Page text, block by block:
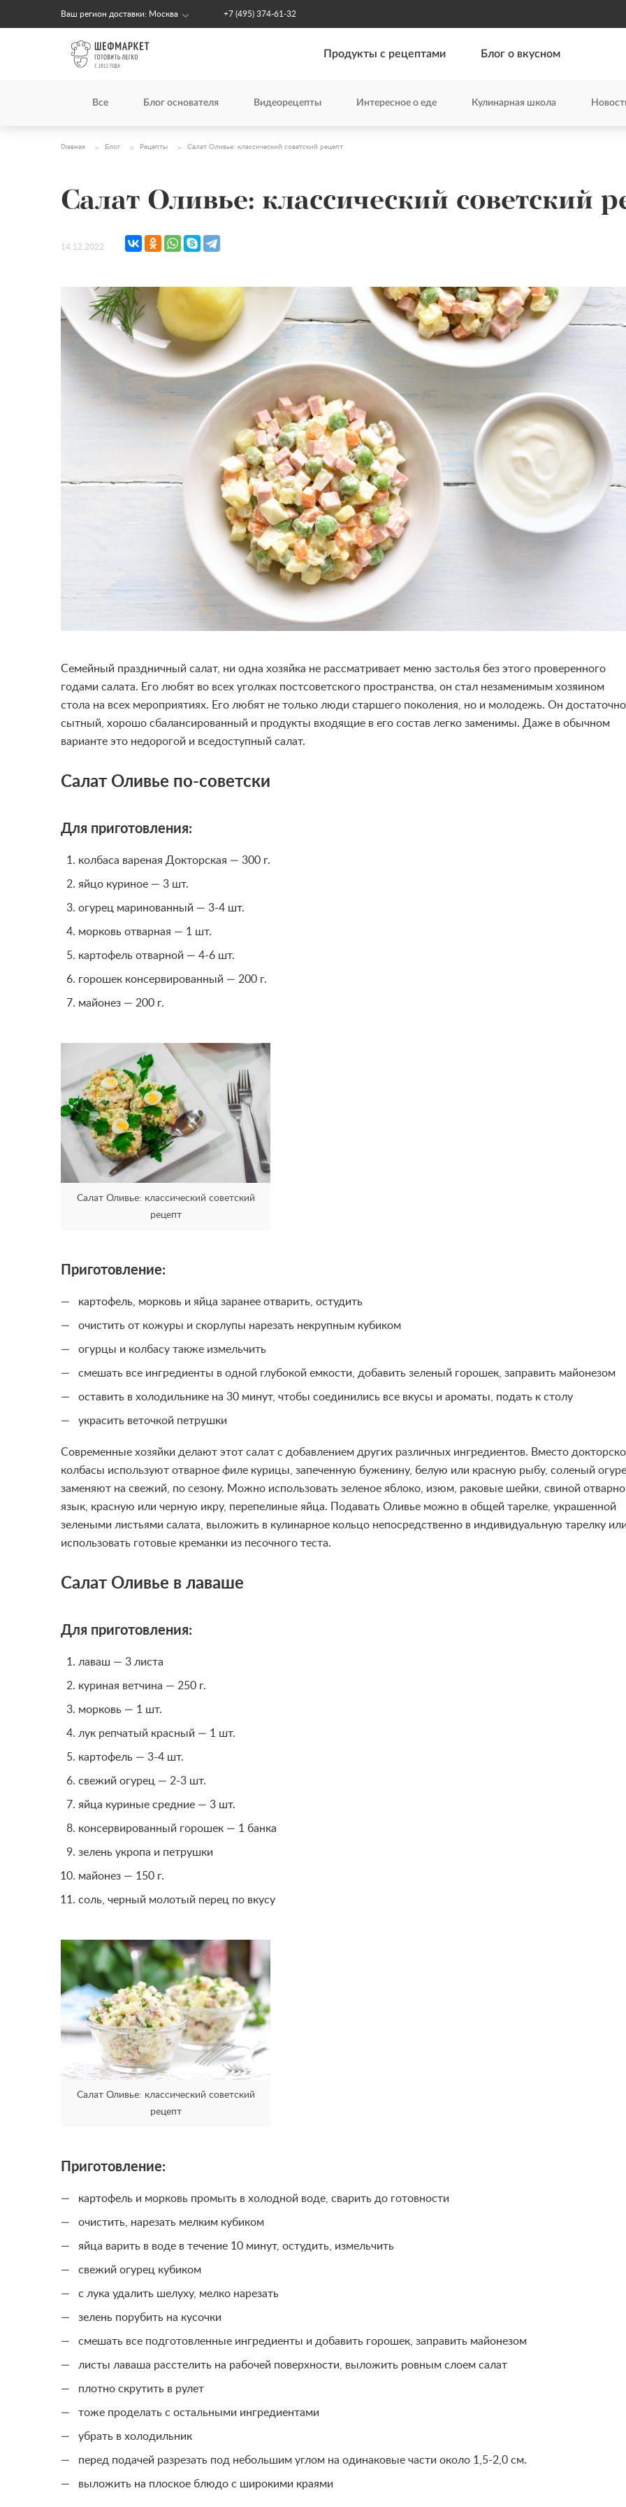
Ваш регион доставки: Москва +7 (495) 374-61-32
Продукты с рецептами Блог о вкусном
Все Блог основателя Видеорецепты Интересное о еде Кулинарная школа
Главная Блог Рецепты Салат Оливье: классический советский рецепт
Салат Оливье: классический советский
14.12.2022
Семейный праздничный салат, ни одна хозяйка не рассматривает меню застолья без этого проверенного
годами салата. Его любят во всех уголках постсоветского пространства, он стал незаменимым хозяином
стола на всех мероприятиях. Его любят не только люди старшего поколения, но и молодежь. Он достаточно
сытный, хорошо сбалансированный и продукты входящие в его состав легко заменимы. Даже в обычном
варианте это недорогой и вседоступный салат.
Салат Оливье по-советски
Для приготовления:
колбаса вареная Докторская — 300 г.
яйцо куриное — 3 шт.
огурец маринованный — 3-4 шт.
морковь отварная — 1 шт.
картофель отварной — 4-6 шт.
горошек консервированный — 200 г.
майонез — 200 г.
Салат Оливье: классический советский
рецепт
Приготовление:
картофель, морковь и яйца заранее отварить, остудить
очистить от кожуры и скорлупы нарезать некрупным кубиком
огурцы и колбасу также измельчить
смешать все ингредиенты в одной глубокой емкости, добавить зеленый горошек, заправить майонезом
оставить в холодильнике на 30 минут, чтобы соединились все вкусы и ароматы, подать к столу
украсить веточкой петрушки
Современные хозяйки делают этот салат с добавлением других различных ингредиентов. Вместо
колбасы используют отварное филе курицы, запеченную буженину, белую или красную рыбу, соленый
заменяют на свежий, по сезону. Можно использовать зеленое яблоко, изюм, раковые шейки, свиной
язык, красную или черную икру, перепелиные яйца. Подавать Оливье можно в общей тарелке, украшенной
зелеными листьями салата, выложить в кулинарное кольцо непосредственно в индивидуальную тарелку или
использовать готовые креманки из песочного теста.
Салат Оливье в лаваше
Для приготовления:
лаваш — 3 листа
куриная ветчина — 250 г.
морковь — 1 шт.
лук репчатый красный — 1 шт.
картофель — 3-4 шт.
свежий огурец — 2-3 шт.
яйца куриные средние — 3 шт.
консервированный горошек — 1 банка
зелень укропа и петрушки
майонез — 150 г.
соль, черный молотый перец по вкусу
Салат Оливье: классический советский
рецепт
Приготовление:
картофель и морковь промыть в холодной воде, сварить до готовности
очистить, нарезать мелким кубиком
яйца варить в воде в течение 10 минут, остудить, измельчить
свежий огурец кубиком
с лука удалить шелуху, мелко нарезать
зелень порубить на кусочки
смешать все подготовленные ингредиенты и добавить горошек, заправить майонезом
листы лаваша расстелить на рабочей поверхности, выложить ровным слоем салат
плотно скрутить в рулет
тоже проделать с остальными ингредиентами
убрать в холодильник
перед подачей разрезать под небольшим углом на одинаковые части около 1,5-2,0 см.
выложить на плоское блюдо с широкими краями